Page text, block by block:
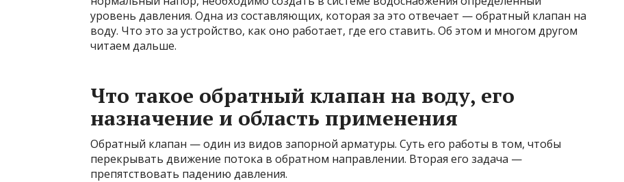
уровень давления. Одна из составляющих, которая за это отвечает — обратный клапан на
воду. Что это за устройство, как оно работает, где его ставить. Об этом и многом другом
читаем дальше.
Что такое обратный клапан на воду, его
назначение и область применения
Обратный клапан — один из видов запорной арматуры. Суть его работы в том, чтобы
перекрывать движение потока в обратном направлении. Вторая его задача —
препятствовать падению давления.